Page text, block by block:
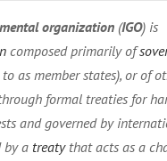
organization (IGO) is
composed primarily of
to as member states), or of
formal treaties for
and governed by
by a treatythat acts as a